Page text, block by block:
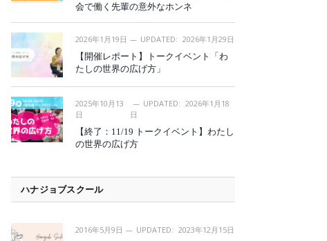
会で働く先輩の意外なホンネ
2026年1月19日 UPDATED: 2026年1月29日
【開催レポート】トークイベント「わ
たしの世界の広げ方」
2025年10月13
日
UPDATED: 2026年1月18
日
【終了：11/19 トークイベント】わたし
の世界の広げ方
ハナジョブスクール
2016年5月9日 UPDATED: 2023年12月15日